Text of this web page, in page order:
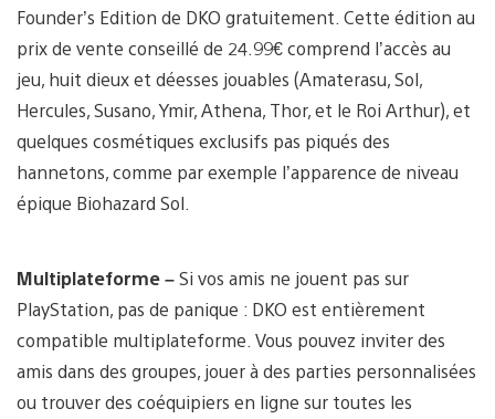
Founder’s Edition de DKO gratuitement. Cette édition au
prix de vente conseillé de 24.99€ comprend l’accès au
jeu, huit dieux et déesses jouables (Amaterasu, Sol,
Hercules, Susano, Ymir, Athena, Thor, et le Roi Arthur), et
quelques cosmétiques exclusifs pas piqués des
hannetons, comme par exemple l’apparence de niveau
épique Biohazard Sol.
Multiplateforme –Si vos amis ne jouent pas sur
PlayStation, pas de panique : DKO est entièrement
compatible multiplateforme. Vous pouvez inviter des
amis dans des groupes, jouer à des parties personnalisées
ou trouver des coéquipiers en ligne sur toutes les